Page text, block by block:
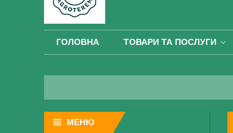
ГОЛОВНА ТОВАРИ ТА ПОСЛУГИ